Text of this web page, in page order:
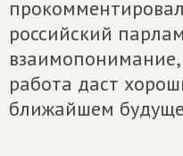
российский
работа даст
ближайшем